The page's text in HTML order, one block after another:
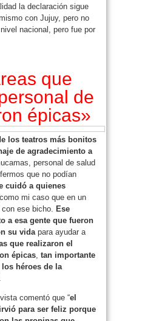
la declaración sigue
con Jujuy, pero no
nacional, pero fue por
que
de
épicas»
los teatros más bonitos
de agradecimiento a
personal de salud
que no podían
cuidó a quienes
como mi caso que en un
ese bicho. Ese
a esa gente que fueron
su vida para ayudar a
que realizaron el
épicas tan importante
héroes de la
comentó que “el
para ser feliz porque